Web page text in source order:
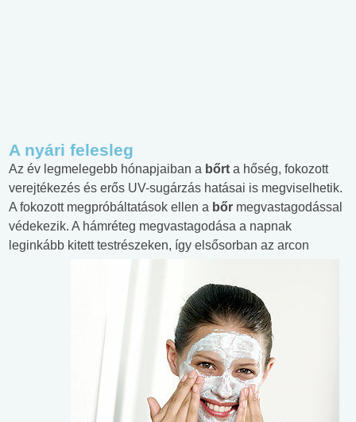
A nyári felesleg
Az év legmelegebb hónapjaiban a bőrt a hőség, fokozott
verejtékezés és erős UV-sugárzás hatásai is megviselhetik.
A fokozott megpróbáltatások ellen a bőr megvastagodással
védekezik. A hámréteg megvastagodása a napnak
leginkább kitett testrészeken, így elsősorban az arcon